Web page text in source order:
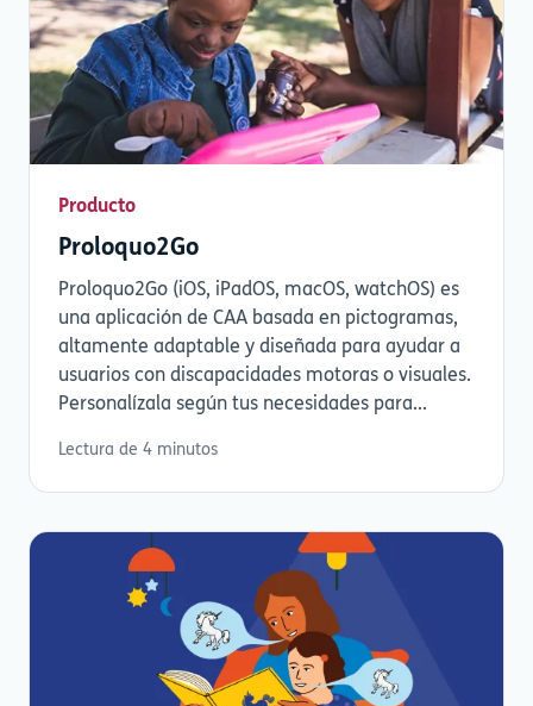
Producto
Proloquo2Go
Proloquo2Go (iOS, iPadOS, macOS, watchOS) es
una aplicación de CAA basada en pictogramas,
altamente adaptable y diseñada para ayudar a
usuarios con discapacidades motoras o visuales.
Personalízala según tus necesidades para...
Lectura de 4 minutos